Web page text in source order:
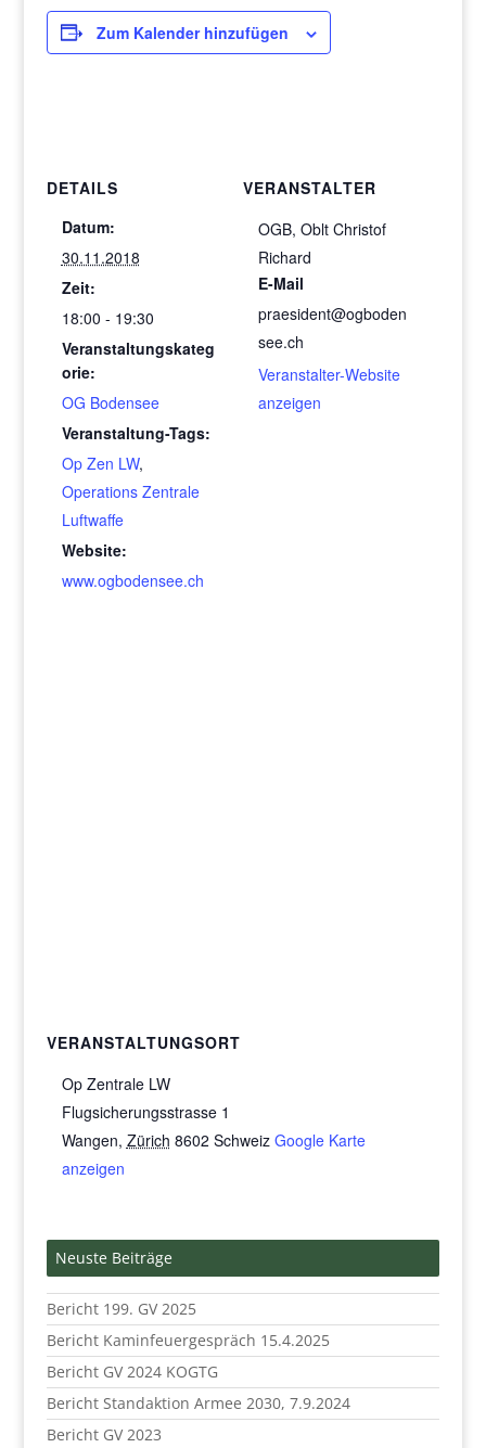
Zum Kalender hinzufügen
DETAILS
Datum:
30.11.2018
Zeit:
18:00 - 19:30
Veranstaltungskateg
orie:
OG Bodensee
Veranstaltung-Tags:
Op Zen LW,
Operations Zentrale
Luftwaffe
Website:
www.ogbodensee.ch
VERANSTALTER
OGB, Oblt Christof
Richard
E-Mail
praesident@ogboden
see.ch
Veranstalter-Website
anzeigen
VERANSTALTUNGSORT
Op Zentrale LW
Flugsicherungsstrasse 1
Wangen, Zürich 8602 Schweiz Google Karte
anzeigen
Neuste Beiträge
Bericht 199. GV 2025
Bericht Kaminfeuergespräch 15.4.2025
Bericht GV 2024 KOGTG
Bericht Standaktion Armee 2030, 7.9.2024
Bericht GV 2023